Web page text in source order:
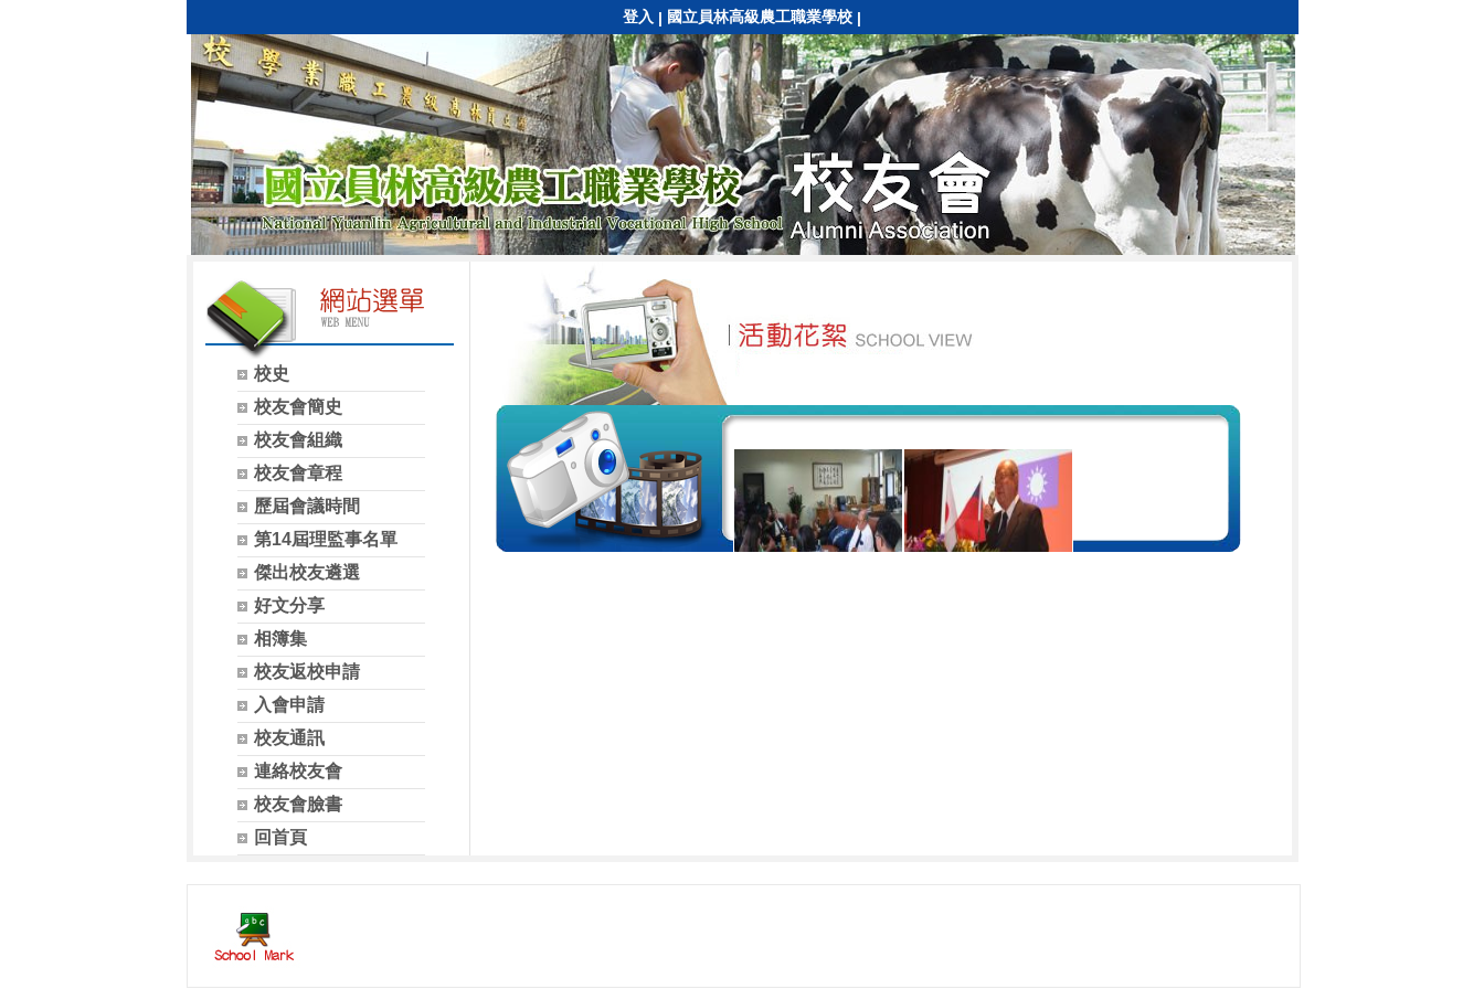
登入 | 國立員林高級農工職業學校 |
校史
校友會簡史
校友會組織
校友會章程
歷屆會議時間
第14屆理監事名單
傑出校友遴選
好文分享
相簿集
校友返校申請
入會申請
校友通訊
連絡校友會
校友會臉書
回首頁